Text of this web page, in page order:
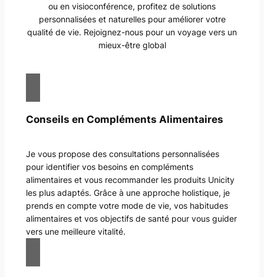
ou en visioconférence, profitez de solutions
personnalisées et naturelles pour améliorer votre
qualité de vie. Rejoignez-nous pour un voyage vers un
mieux-être global
Conseils en Compléments Alimentaires
Je vous propose des consultations personnalisées
pour identifier vos besoins en compléments
alimentaires et vous recommander les produits Unicity
les plus adaptés. Grâce à une approche holistique, je
prends en compte votre mode de vie, vos habitudes
alimentaires et vos objectifs de santé pour vous guider
vers une meilleure vitalité.